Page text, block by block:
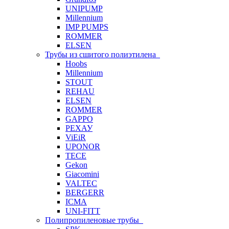
UNIPUMP
Millennium
IMP PUMPS
ROMMER
ELSEN
Трубы из сшитого полиэтилена
Hoobs
Millennium
STOUT
REHAU
ELSEN
ROMMER
GAPPO
РЕХАУ
ViEiR
UPONOR
TECE
Gekon
Giacomini
VALTEC
BERGERR
ICMA
UNI-FITT
Полипропиленовые трубы